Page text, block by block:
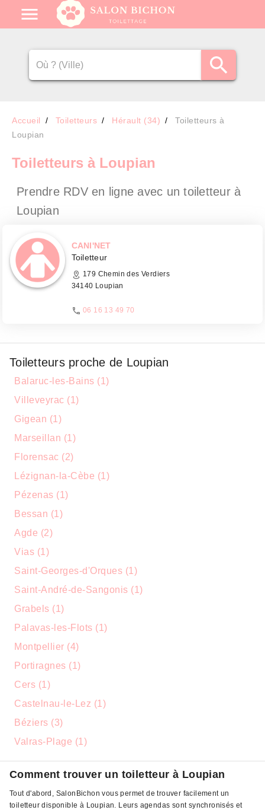
Accueil Toiletteurs Hérault (34)
Toiletteurs à
Loupian
Toiletteurs à Loupian
Prendre RDV en ligne avec un toiletteur à
Loupian
CANI'NET
Toiletteur
179 Chemin des Verdiers
34140 Loupian
06 16 13 49 70
Toiletteurs proche de Loupian
Balaruc-les-Bains (1)
Villeveyrac (1)
Gigean (1)
Marseillan (1)
Florensac (2)
Lézignan-la-Cèbe (1)
Pézenas (1)
Bessan (1)
Agde (2)
Vias (1)
Saint-Georges-d'Orques (1)
Saint-André-de-Sangonis (1)
Grabels (1)
Palavas-les-Flots (1)
Montpellier (4)
Portiragnes (1)
Cers (1)
Castelnau-le-Lez (1)
Béziers (3)
Valras-Plage (1)
Comment trouver un toiletteur à Loupian
Tout d'abord, SalonBichon vous permet de trouver facilement un
toiletteur disponible à Loupian. Leurs agendas sont synchronisés et